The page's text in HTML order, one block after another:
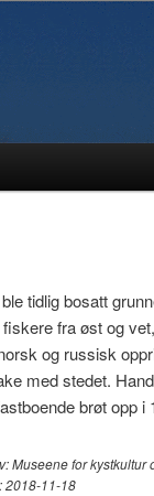
tidlig bosatt
fra øst og
og russisk
med stedet.
brøt opp i
Museene for kystkultur
2018-11-18